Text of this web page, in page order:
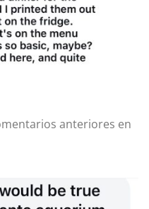
anteriores en